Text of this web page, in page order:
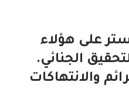
على هؤلاء
الجنائي.
والانتهاكات